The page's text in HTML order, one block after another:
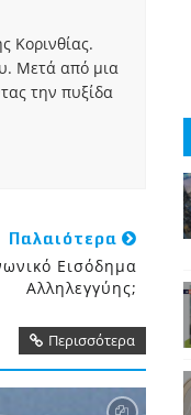
Κορινθίας.
Μετά από μια
την πυξίδα
Παλαιότερα
Εισόδημα
Αλληλεγγύης;
Περισσότερα